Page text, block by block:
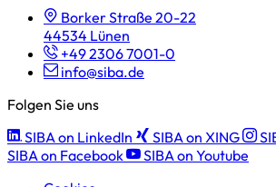
Borker Straße 20-22
44534 Lünen
+49 2306 7001-0
info@siba.de
Folgen Sie uns
SIBA on LinkedIn
SIBA on XING
SIBA on Facebook
SIBA on Youtube